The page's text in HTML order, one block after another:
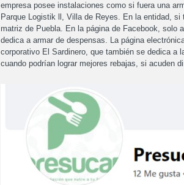
empresa posee instalaciones como si fuera una
Parque Logistik ll, Villa de Reyes. En la entidad,
matriz de Puebla. En la página de Facebook, solo
dedica a armar de despensas. La página
corporativo El Sardinero, que también se dedica a
cuando podrían lograr mejores rebajas, si acuden